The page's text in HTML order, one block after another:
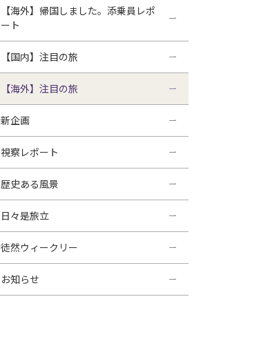
【海外】帰国しました。添乗員レポ
ート
【国内】注目の旅
【海外】注目の旅
新企画
視察レポート
歴史ある風景
日々是旅立
徒然ウィークリー
お知らせ